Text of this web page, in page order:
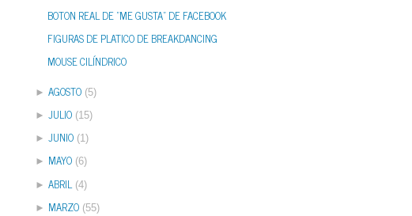
BOTON REAL DE "ME GUSTA" DE FACEBOOK
FIGURAS DE PLATICO DE BREAKDANCING
MOUSE CILÍNDRICO
► AGOSTO (5)
► JULIO (15)
► JUNIO (1)
► MAYO (6)
► ABRIL (4)
► MARZO (55)